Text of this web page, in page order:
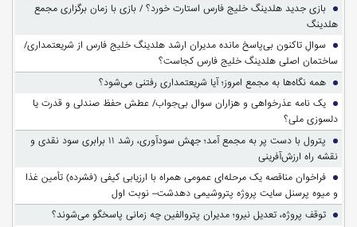
بازی جدید هلدینگ خلیج فارس استارت خورد؟ / بازی با زمان برگزاری مجمع
هلدینگ
سوالِ تاکنون بی‌پاسخ مانده مدیران ارشد هلدینگ خلیج فارس از شریعتمداری/
ساختمان اصلی هلدینگ خلیج فارس کجاست؟
همه نگاه‌ها به مجمع امروز؛ آیا شریعتمداری رفتنی می‌شود؟
یک نامه عذرخواهی و هزاران سوال بی‌جواب/ عطش حفظ صندلی و قدرت یا
دلسوزی ملی؟
پترول با دست پر به مجمع آمد؛ جهش سودآوری، رشد ۱۱ برابری سود نقدی و
نقشه راه ارزش‌آفرینی
فراخوان مناقصه یک مرحله‌ای عمومی همراه با ارزیابی کیفی (فشرده) تأمین غذا
و میوه پرسنل سایت پروژه پتروشیمی دهدشت– نوبت اول
توقف پروژه، تعدیل نیرو؛ مدیران پتروالفین چه زمانی پاسخگو می‌شوند؟